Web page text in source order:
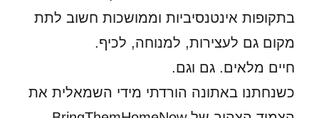
בתקופות אינטנסיביות וממושכות חשוב לתת
מקום גם לעצירות, למנוחה, לכיף.
חיים מלאים. גם וגם.
כשנחתנו באתונה הורדתי מידי השמאלית את